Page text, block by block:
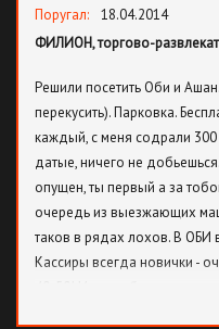
последовало никаких
е. мало того, что парковка
бьет машину! И когда
Я возмущена! И по
магазин, особенно на
Поругал:
18.04.2014
ФИЛИОН, торгово-
Решили посетить Оби и
перекусить). Парковка.
каждый, с меня содрали
датые, ничего не
опущен, ты первый а за
очередь из выезжающих
таков в рядах лохов. В ОБИ
Кассиры всегда новички -
ВООБЩЕ нет тележек, все